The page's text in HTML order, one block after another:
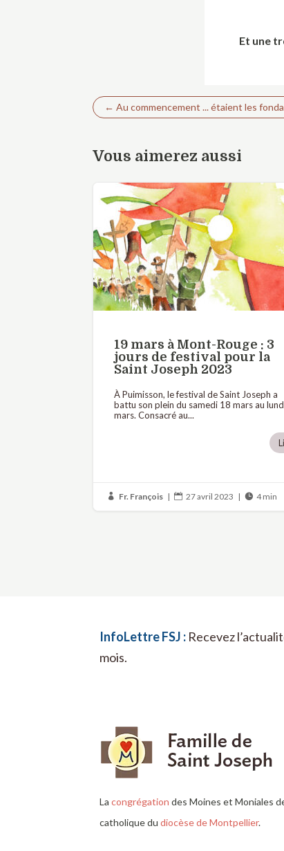
Et une
←Au commencement ... étaient les
Vous aimerez aussi
19 mars à Mont-Rouge : 3
jours de festival pour la
Saint Joseph 2023
À Puimisson, le festival de Saint Joseph a
battu son plein du samedi 18 mars au
mars. Consacré au...
 Fr. François |  27 avril 2023 |  4 min
InfoLettre FSJ : Recevez
mois.
La congrégation des Moines et Moniales
catholique du diocèse de Montpellier.